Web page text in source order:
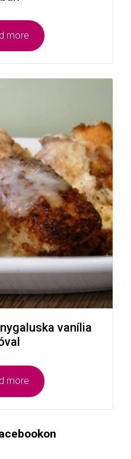
more
vanília
more